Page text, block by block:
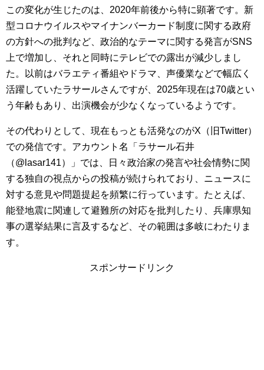
この変化が生じたのは、2020年前後から特に顕著です。新
型コロナウイルスやマイナンバーカード制度に関する政府
の方針への批判など、政治的なテーマに関する発言がSNS
上で増加し、それと同時にテレビでの露出が減少しまし
た。以前はバラエティ番組やドラマ、声優業などで幅広く
活躍していたラサールさんですが、2025年現在は70歳とい
う年齢もあり、出演機会が少なくなっているようです。
その代わりとして、現在もっとも活発なのがX（旧Twitter）
での発信です。アカウント名「ラサール石井
（@lasar141）」では、日々政治家の発言や社会情勢に関
する独自の視点からの投稿が続けられており、ニュースに
対する意見や問題提起を頻繁に行っています。たとえば、
能登地震に関連して避難所の対応を批判したり、兵庫県知
事の選挙結果に言及するなど、その範囲は多岐にわたりま
す。
スポンサードリンク